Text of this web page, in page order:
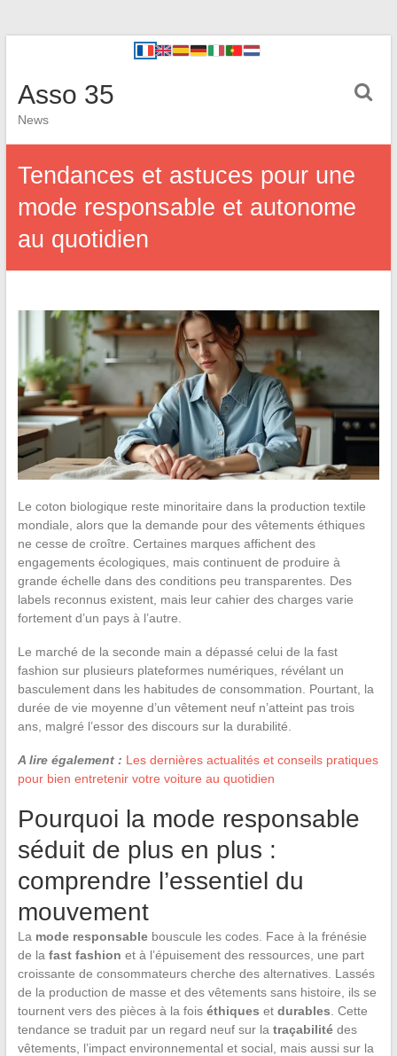
Asso 35
News
Tendances et astuces pour une
mode responsable et autonome
au quotidien
Le coton biologique reste minoritaire dans la production textile
mondiale, alors que la demande pour des vêtements éthiques
ne cesse de croître. Certaines marques affichent des
engagements écologiques, mais continuent de produire à
grande échelle dans des conditions peu transparentes. Des
labels reconnus existent, mais leur cahier des charges varie
fortement d’un pays à l’autre.
Le marché de la seconde main a dépassé celui de la fast
fashion sur plusieurs plateformes numériques, révélant un
basculement dans les habitudes de consommation. Pourtant, la
durée de vie moyenne d’un vêtement neuf n’atteint pas trois
ans, malgré l’essor des discours sur la durabilité.
A lire également : Les dernières actualités et conseils pratiques
pour bien entretenir votre voiture au quotidien
Pourquoi la mode responsable
séduit de plus en plus :
comprendre l’essentiel du
mouvement
La mode responsablebouscule les codes. Face à la frénésie
de la fast fashion et à l’épuisement des ressources, une part
croissante de consommateurs cherche des alternatives. Lassés
de la production de masse et des vêtements sans histoire, ils se
tournent vers des pièces à la fois éthiques et durables . Cette
tendance se traduit par un regard neuf sur la traçabilitédes
vêtements, l’impact environnemental et social, mais aussi sur la